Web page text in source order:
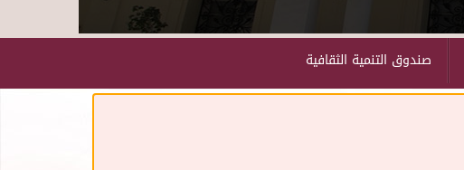
صندوق التنمية الثقافية